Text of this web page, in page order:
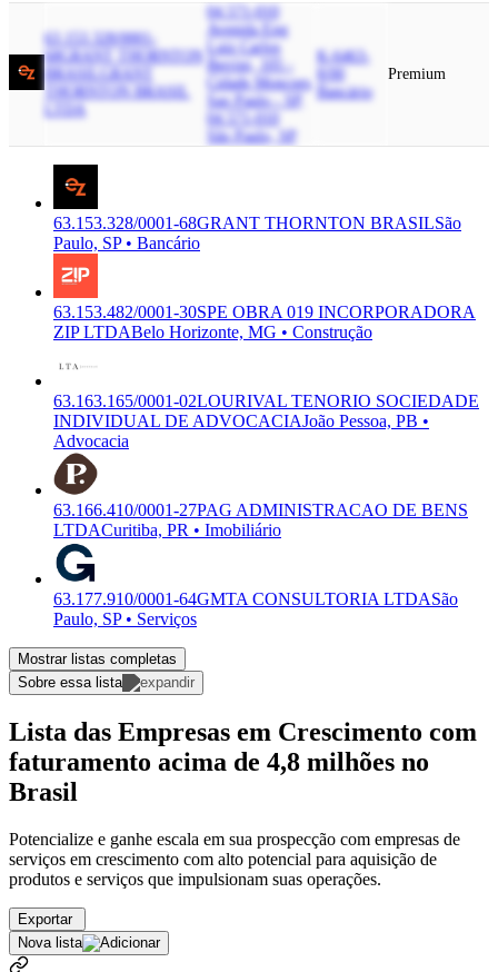
63.153.328/0001-
68 GRANT THORNTON
BRASILGRANT
THORNTON BRASIL
04.571-010
Avenida Eng
Luiz Carlos
Berrini, 105 -
Cidade Moncoes,
Sao Paulo - SP,
04.571-010
São Paulo, SP
K-6463-
8/00
Bancário
Premium
63.153.328/0001-68GRANT THORNTON BRASILSão
Paulo, SP • Bancário
63.153.482/0001-30SPE OBRA 019 INCORPORADORA
ZIP LTDABelo Horizonte, MG • Construção
63.163.165/0001-02LOURIVAL TENORIO SOCIEDADE
INDIVIDUAL DE ADVOCACIAJoão Pessoa, PB •
Advocacia
63.166.410/0001-27PAG ADMINISTRACAO DE BENS
LTDACuritiba, PR • Imobiliário
63.177.910/0001-64GMTA CONSULTORIA LTDASão
Paulo, SP • Serviços
Mostrar listas completas
Sobre essa lista
Lista das Empresas em Crescimento com
faturamento acima de 4,8 milhões no
Brasil
Potencialize e ganhe escala em sua prospecção com empresas de
serviços em crescimento com alto potencial para aquisição de
produtos e serviços que impulsionam suas operações.
Exportar
Nova lista